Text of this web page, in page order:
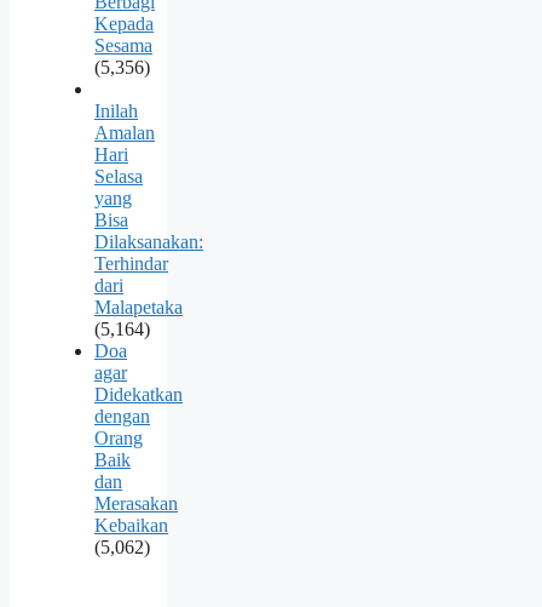
Kepada
Sesama
(5,356)
Inilah
Amalan
Hari
Selasa
yang
Bisa
Dilaksanakan:
Terhindar
dari
Malapetaka
(5,164)
Doa
agar
Didekatkan
dengan
Orang
Baik
dan
Merasakan
Kebaikan
(5,062)